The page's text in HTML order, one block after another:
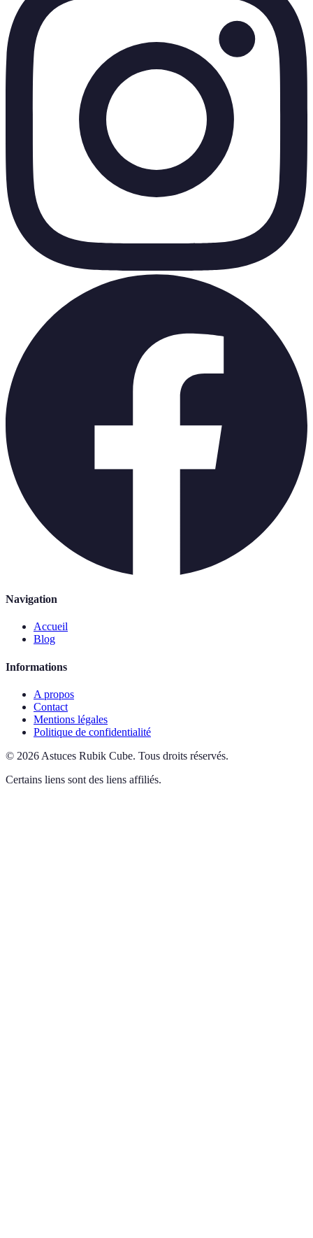
Navigation
Accueil
Blog
Informations
A propos
Contact
Mentions légales
Politique de confidentialité
© 2026 Astuces Rubik Cube. Tous droits réservés.
Certains liens sont des liens affiliés.